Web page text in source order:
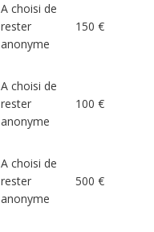
A choisi de
rester
anonyme
150 €
A choisi de
rester
anonyme
100 €
A choisi de
rester
anonyme
500 €